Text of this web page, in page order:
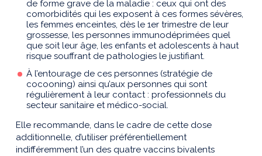
de forme grave de la maladie : ceux qui ont des
comorbidités qui les exposent à ces formes sévères,
les femmes enceintes, dès le 1er trimestre de leur
grossesse, les personnes immunodéprimées quel
que soit leur âge, les enfants et adolescents à haut
risque souffrant de pathologies le justifiant.
À l’entourage de ces personnes (stratégie de
cocooning) ainsi qu’aux personnes qui sont
régulièrement à leur contact : professionnels du
secteur sanitaire et médico-social.
Elle recommande, dans le cadre de cette dose
additionnelle, d’utiliser préférentiellement
indifféremment l’un des quatre vaccins bivalents